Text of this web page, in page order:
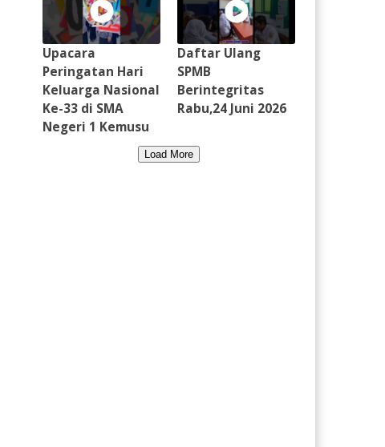
Upacara
Peringatan Hari
Keluarga Nasional
Ke-33 di SMA
Negeri 1 Kemusu
Daftar Ulang
SPMB
Berintegritas
Rabu,24 Juni 2026
Load More